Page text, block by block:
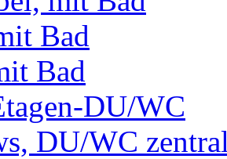
Bad
Bad
DU/WC
DU/WC